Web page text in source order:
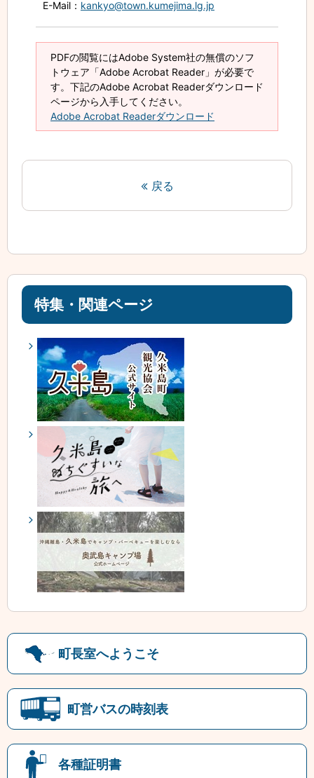
E-Mail ： kankyo@town.kumejima.lg.jp
PDFの閲覧にはAdobe System社の無償のソフ
トウェア「Adobe Acrobat Reader」が必要で
す。下記のAdobe Acrobat Readerダウンロード
ページから入手してください。
Adobe Acrobat Readerダウンロード
戻る
特集・関連ページ
町長室へようこそ
町営バスの時刻表
各種証明書